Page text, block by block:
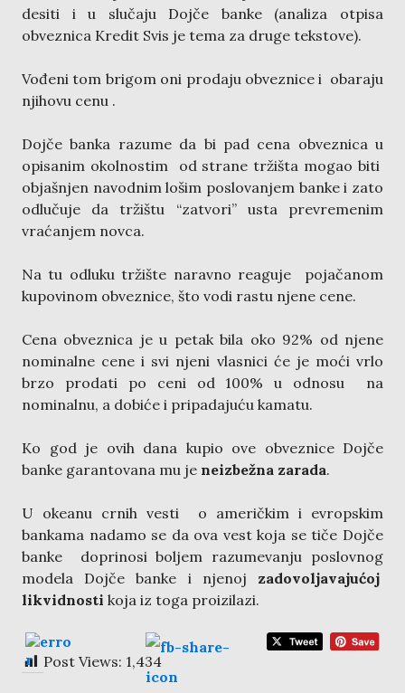
desiti i u slučaju Dojče banke (analiza otpisa
obveznica Kredit Svis je tema za druge tekstove).
Vođeni tom brigom oni prodaju obveznice i obaraju
njihovu cenu .
Dojče banka razume da bi pad cena obveznica u
opisanim okolnostim od strane tržišta mogao biti
objašnjen navodnim lošim poslovanjem banke i zato
odlučuje da tržištu “zatvori” usta prevremenim
vraćanjem novca.
Na tu odluku tržište naravno reaguje pojačanom
kupovinom obveznice, što vodi rastu njene cene.
Cena obveznica je u petak bila oko 92% od njene
nominalne cene i svi njeni vlasnici će je moći vrlo
brzo prodati po ceni od 100% u odnosu na
nominalnu, a dobiće i pripadajuću kamatu.
Ko god je ovih dana kupio ove obveznice Dojče
banke garantovana mu je neizbežna zarada.
U okeanu crnih vesti o američkim i evropskim
bankama nadamo se da ova vest koja se tiče Dojče
banke doprinosi boljem razumevanju poslovnog
modela Dojče banke i njenoj zadovoljavajućoj
likvidnosti koja iz toga proizilazi.
Post Views: 1,434